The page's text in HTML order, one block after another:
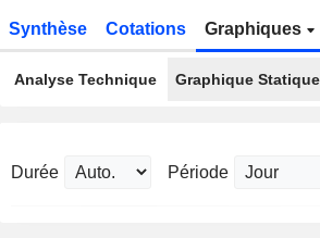
Synthèse Cotations Graphiques
Analyse Technique Graphique Statique
Durée Période